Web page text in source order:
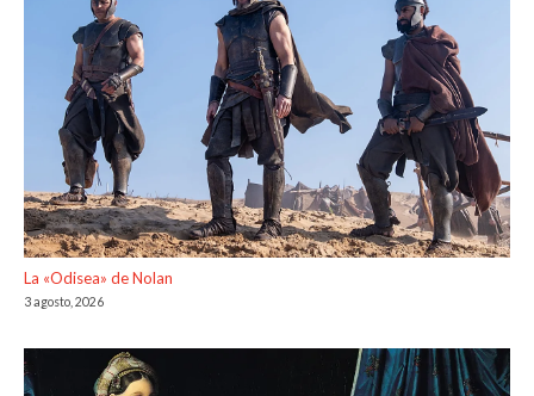
La «Odisea» de Nolan
3 agosto, 2026